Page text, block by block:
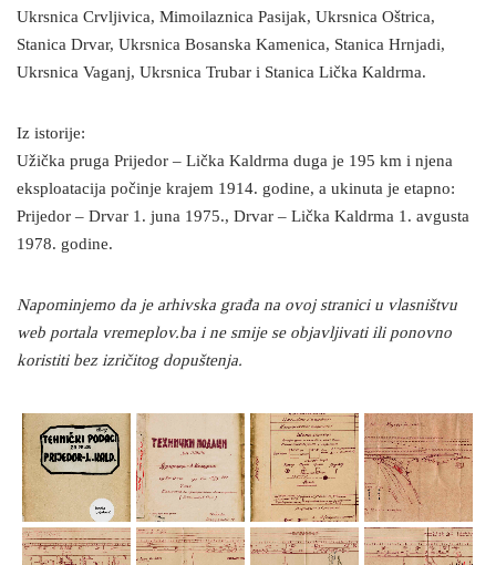
Ukrsnica Crvljivica, Mimoilaznica Pasijak, Ukrsnica Oštrica,
Stanica Drvar, Ukrsnica Bosanska Kamenica, Stanica Hrnjadi,
Ukrsnica Vaganj, Ukrsnica Trubar i Stanica Lička Kaldrma.
Iz istorije:
Užička pruga Prijedor – Lička Kaldrma duga je 195 km i njena
eksploatacija počinje krajem 1914. godine, a ukinuta je etapno:
Prijedor – Drvar 1. juna 1975., Drvar – Lička Kaldrma 1. avgusta
1978. godine.
Napominjemo da je arhivska građa na ovoj stranici u vlasništvu
web portala vremeplov.ba i ne smije se objavljivati ​​ili ponovno
koristiti bez izričitog dopuštenja.